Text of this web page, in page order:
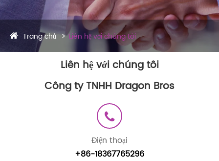
Trang chủ Liên hệ với chúng tôi
Liên hệ với chúng tôi
Công ty TNHH Dragon Bros
Điện thoại
+86-18367765296